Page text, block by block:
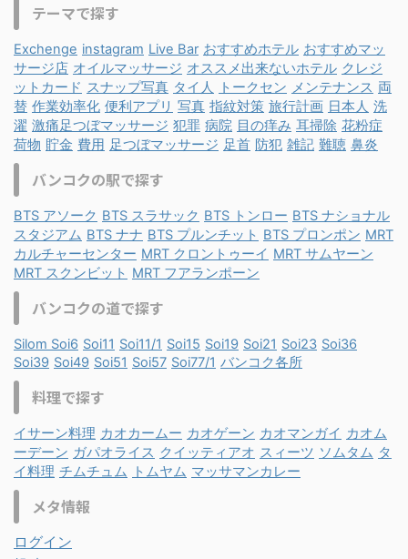
テーマで探す
Exchenge instagram Live Bar おすすめホテル おすすめマッ
サージ店 オイルマッサージ オススメ出来ないホテル クレジ
ットカード スナップ写真 タイ人 トークセン メンテナンス 両
替 作業効率化 便利アプリ 写真 指紋対策 旅行計画 日本人 洗
濯 激痛足つぼマッサージ 犯罪 病院 目の痒み 耳掃除 花粉症
荷物 貯金 費用 足つぼマッサージ 足首 防犯 雑記 難聴 鼻炎
バンコクの駅で探す
BTS アソーク BTS スラサック BTS トンロー BTS ナショナル
スタジアム BTS ナナ BTS プルンチット BTS プロンポン MRT
カルチャーセンター MRT クロントゥーイ MRT サムヤーン
MRT スクンビット MRT フアランポーン
バンコクの道で探す
Silom Soi6 Soi11 Soi11/1 Soi15 Soi19 Soi21 Soi23 Soi36
Soi39 Soi49 Soi51 Soi57 Soi77/1 バンコク各所
料理で探す
イサーン料理 カオカームー カオゲーン カオマンガイ カオム
ーデーン ガパオライス クイッティアオ スィーツ ソムタム タ
イ料理 チムチュム トムヤム マッサマンカレー
メタ情報
ログイン